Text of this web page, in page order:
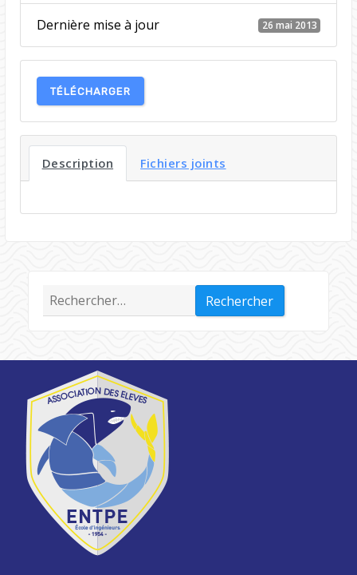
Dernière mise à jour 26 mai 2013
TÉLÉCHARGER
Description Fichiers joints
Rechercher :